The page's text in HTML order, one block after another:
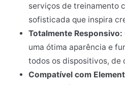
serviços de treinamento
sofisticada que inspira
Totalmente Responsivo:
uma ótima aparência e
todos os dispositivos, de
Compatível com